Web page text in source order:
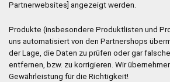
Partnerwebsites] angezeigt werden.
Produkte (insbesondere Produktlisten und
uns automatisiert von den Partnershops
der Lage, die Daten zu prüfen oder gar
entfernen, bzw. zu korrigieren. Wir
Gewährleistung für die Richtigkeit!